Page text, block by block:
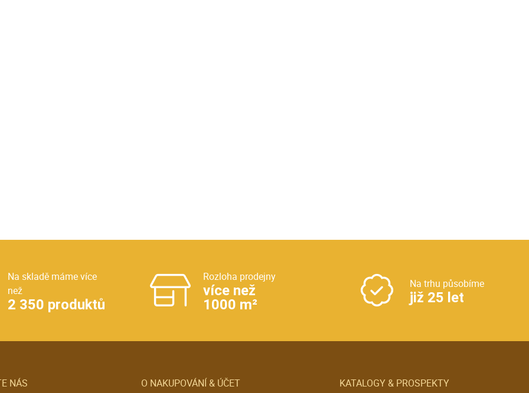
Na skladě máme více
než
2 350 produktů
Rozloha prodejny
více než
1000 m²
Na trhu působíme
již 25 let
NÁS O NAKUPOVÁNÍ & ÚČET KATALOGY & PROSPEKTY